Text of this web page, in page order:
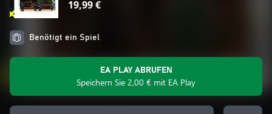
19,99 €
Benötigt ein Spiel
EA PLAY ABRUFEN
Speichern Sie 2,00 € mit EA Play